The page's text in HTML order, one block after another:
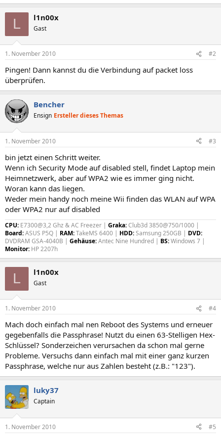
L l1n00x
Gast
1. November 2010 #2
Pingen! Dann kannst du die Verbindung auf packet loss
überprüfen.
Bencher
Ensign Ersteller dieses Themas
1. November 2010 #3
bin jetzt einen Schritt weiter.
Wenn ich Security Mode auf disabled stell, findet Laptop mein
Heimnetzwerk, aber auf WPA2 wie es immer ging nicht.
Woran kann das liegen.
Weder mein handy noch meine Wii finden das WLAN auf WPA
oder WPA2 nur auf disabled
CPU: E7300@3,2 Ghz & AC Freezer | Graka:Club3d 3850@750/1000 |
Board:ASUS P5Q | RAM:TakeMS 6400 | HDD:Samsung 250GB | DVD:
DVDRAM GSA-4040B | Gehäuse:Antec Nine Hundred | BS:Windows 7 |
Monitor: HP 2207h
L l1n00x
Gast
1. November 2010 #4
Mach doch einfach mal nen Reboot des Systems und erneuer
gegebenfalls die Passphrase! Nutzt du einen 63-Stelligen Hex-
Schlüssel? Sonderzeichen verursachen da schon mal gerne
Probleme. Versuchs dann einfach mal mit einer ganz kurzen
Passphrase, welche nur aus Zahlen besteht (z.B.: "123").
luky37
Captain
1. November 2010 #5